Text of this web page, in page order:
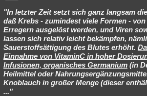
Spiritualität Verschwörungen Technologie
Natur Umfragen Unterhaltung
weitere Rubriken
Philosophie Träume Orte Esoterik
Astronomie Helpdesk Gruppen
"In letzter Zeit setzt sich ganz langsam
daß Krebs - zumindest viele Formen -
Erregern ausgelöst werden, und Viren
lassen sich relativ leicht bekämpfen,
Sauerstoffsättigung des Blutes erhöht.
Einnahme von VitaminC in hoher
Infusionen, organisches Germanium (in
Heilmittel oder
Knoblauch in großer Menge (dieser
..."